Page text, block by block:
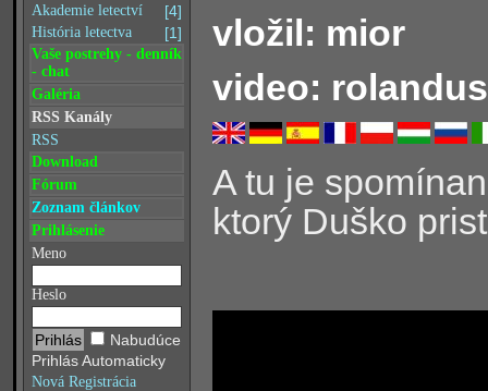
[4]
Akademie letectví
[1]
História letectva
Vaše postrehy - denník
- chat
Galéria
RSS Kanály
RSS
Download
Fórum
Zoznam článkov
Prihlásenie
Meno
Heslo
Nabudúce
Prihlás Automaticky
Nová Registrácia
vložil: mior
video: rolandus
A tu je
ktorý Duško